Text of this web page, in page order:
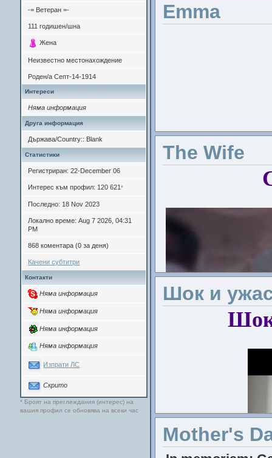
-= Ветеран =-
111 годишен/шна
Жена
Неизвестно местонахождение
Роден/аСепт-14-1914
Интереси
Няма информация
Друга информация
Държава/Country:: Blank
Статистики
Регистриран: 22-December 06
Интерес към профил: 120 621*
Последно: 18 Nov 2023
Локално време: Aug 7 2026, 04:31
PM
868 коментара (0 за деня)
Качени субтитри
Контакти
Няма информация
Няма информация
Няма информация
Няма информация
Изпрати ЛС
Скрито
* Броят на преглеждания (интерес) на
вашия профил се обновява на всеки час
Emma
The Wife
Шок и
Шок
Mother's